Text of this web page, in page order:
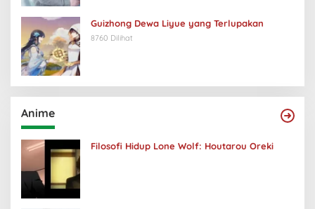
Guizhong Dewa Liyue yang Terlupakan
8760 Dilihat
Anime
Filosofi Hidup Lone Wolf: Houtarou Oreki